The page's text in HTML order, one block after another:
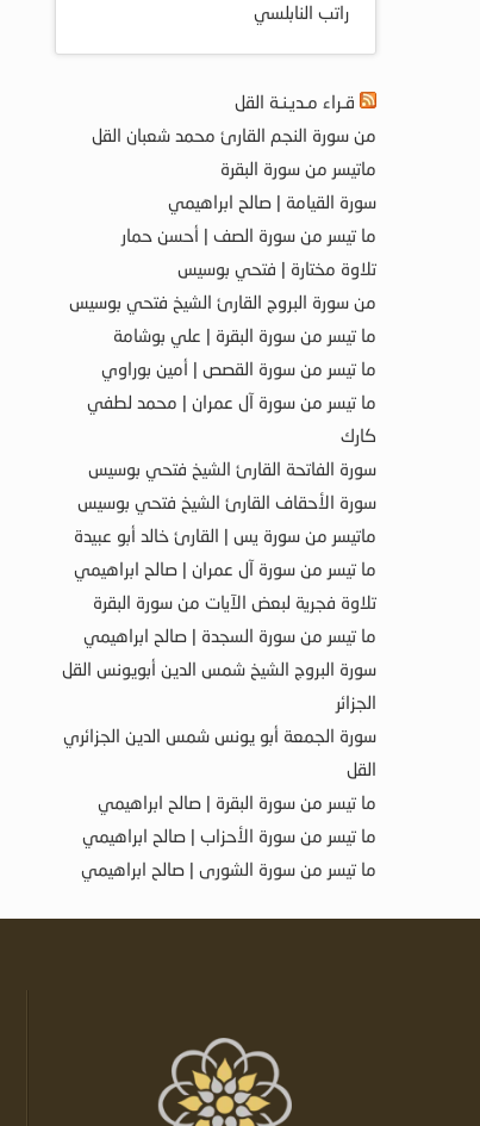
راتب النابلسي
قـراء مـديـنـة القل
من سورة النجم القارئ محمد شعبان القل
ماتيسر من سورة البقرة
سورة القيامة | صالح ابراهيمي
ما تيسر من سورة الصف | أحسن حمار
تلاوة مختارة | فتحي بوسيس
من سورة البروج القارئ الشيخ فتحي بوسيس
ما تيسر من سورة البقرة | علي بوشامة
ما تيسر من سورة القصص | أمين بوراوي
ما تيسر من سورة آل عمران | محمد لطفي
كارك
سورة الفاتحة القارئ الشيخ فتحي بوسيس
سورة الأحقاف القارئ الشيخ فتحي بوسيس
ماتيسر من سورة يس | القارئ خالد أبو عبيدة
ما تيسر من سورة آل عمران | صالح ابراهيمي
تلاوة فجرية لبعض الآيات من سورة البقرة
ما تيسر من سورة السجدة | صالح ابراهيمي
سورة البروج الشيخ شمس الدين أبويونس القل
الجزائر
سورة الجمعة أبو يونس شمس الدين الجزائري
القل
ما تيسر من سورة البقرة | صالح ابراهيمي
ما تيسر من سورة الأحزاب | صالح ابراهيمي
ما تيسر من سورة الشورى | صالح ابراهيمي